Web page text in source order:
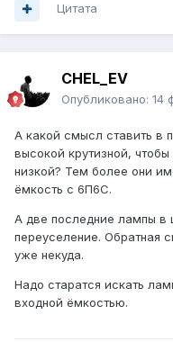
Цитата
CHEL_EV
Опубликовано: 14
А какой смысл ставить в
высокой крутизной,
низкой? Тем более они
ёмкость с 6П6С.
А две последние лампы в
переуселение. Обратная
уже некуда.
Надо старатся искать
входной ёмкостью.